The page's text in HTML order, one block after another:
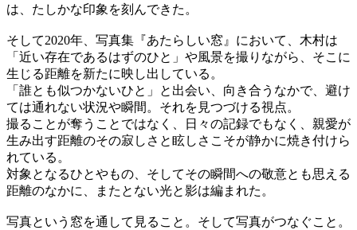
は、たしかな印象を刻んできた。
そして2020年、写真集『あたらしい窓』において、木村は
「近い存在であるはずのひと」や風景を撮りながら、そこに
生じる距離を新たに映し出している。
「誰とも似つかないひと」と出会い、向き合うなかで、避け
ては通れない状況や瞬間。それを見つづける視点。
撮ることが奪うことではなく、日々の記録でもなく、親愛が
生み出す距離のその寂しさと眩しさこそが静かに焼き付けら
れている。
対象となるひとやもの、そしてその瞬間への敬意とも思える
距離のなかに、またとない光と影は編まれた。
写真という窓を通して見ること。そして写真がつなぐこと。